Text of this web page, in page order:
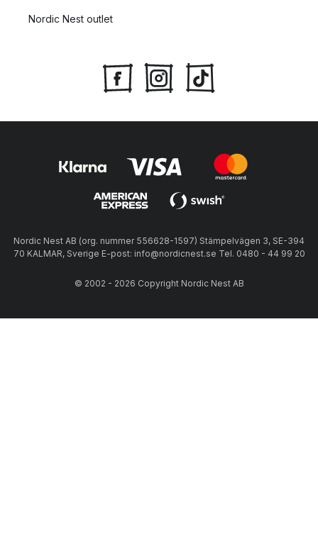
Nordic Nest outlet
Nordic Nest AB (org. nummer 556628-1597) Stämpelvägen 3, SE-394
70 KALMAR, Sverige E-post: info@nordicnest.se Tel. 0480 - 44 99 20
© 2002 - 2026 Copyright Nordic Nest AB